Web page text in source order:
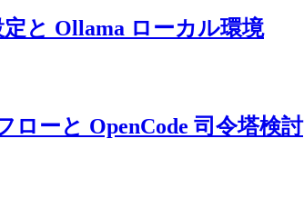
定と Ollama ローカル環境
ローと OpenCode 司令塔検討